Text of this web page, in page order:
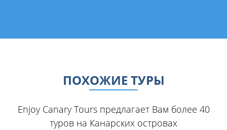
ПОХОЖИЕ ТУРЫ
Enjoy Canary Tours предлагает Bам более 40
туров на Канарскиx островаx